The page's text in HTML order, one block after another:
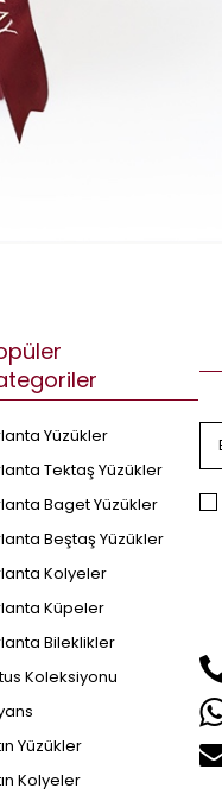
Yüzükler
Tektaş Yüzükler
Baget Yüzükler
Beştaş Yüzükler
Kolyeler
Küpeler
Bileklikler
Koleksiyonu
Yüzükler
Kolyeler